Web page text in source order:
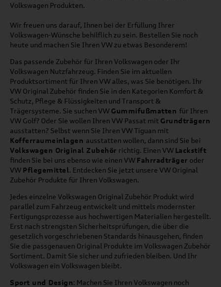
Volkswagen Produkten.
Wir freuen uns darauf, Ihnen bei der Erfüllung Ihrer
Volkswagen-Wünsche behilflich zu sein. Bestellen Sie noch
heute und machen Sie Ihren VW zu etwas Besonderem!
Das passende Zubehör für Ihren Volkswagen oder Ihr
Volkswagen Nutzfahrzeug. Finden Sie im aktuellen
Produktsortiment für Ihren VW alles, was Sie benötigen. Ihr
VW Original Zubehör finden Sie in den Kategorien Komfort &
Schutz, Pflege & Flüssigkeiten und Transport &
Trägersysteme. Sie suchen VW Gummifußmatten für Ihren
VW Golf? Oder Sie wollen Ihren VW Passat mit Grundträgern
ausstatten? Selbst wenn Sie Ihren VW Tiguan mit
Kofferraumeinlagen ausstatten wollen, dann sind Sie bei
Volkswagen Original Zubehör richtig. Einen VW Lackstift
finden Sie bei uns ebenso wie einen VW Fahrradträger oder
VW Pflegemittel. Entdecken Sie jetzt unsere VW Original
Zubehör Produkte für Ihren Volkswagen.
Jedes einzelne Volkswagen Original Zubehör Produkt wird
parallel zum Fahrzeug entwickelt und mittels modernster
Fertigungsprozesse aus hochwertigen Materialien hergestellt.
Erst nach strengsten Sicherheitsprüfungen, die über die
gesetzlich vorgeschriebenen Standards hinausgehen, finden
Sie die passgenauen Original Produkte im Volkswagen Zubehör
Sortiment. Damit Sie sicher und zufrieden bleiben. Und Ihr
Volkswagen ein Volkswagen bleibt.
Sport und Design: Machen Sie Ihren Volkswagen noch